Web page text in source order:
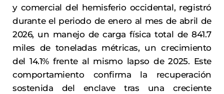
y comercial del hemisferio occidental, registró
durante el periodo de enero al mes de abril de
2026, un manejo de carga física total de 841.7
miles de toneladas métricas, un crecimiento
del 14.1% frente al mismo lapso de 2025. Este
comportamiento confirma la recuperación
sostenida del enclave tras una creciente